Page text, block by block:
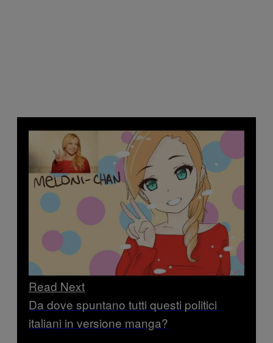
Read Next
Da dove spuntano tutti questi politici
italiani in versione manga?